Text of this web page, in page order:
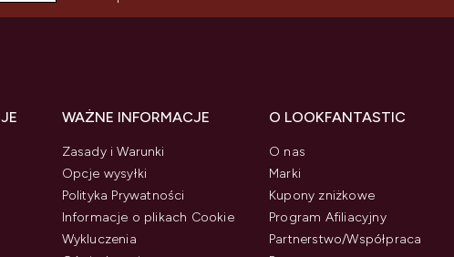
WAŻNE INFORMACJE
Zasady i Warunki
Opcje wysyłki
Polityka Prywatności
Informacje o plikach Cookie
Wykluczenia
O LOOKFANTASTIC
O nas
Marki
Kupony zniżkowe
Program Afiliacyjny
Partnerstwo/Współpraca